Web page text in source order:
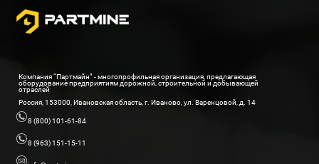
Компания “Партмайн” - многопрофильная организация, предлагающая
оборудование предприятиям дорожной, строительной и добывающей
отраслей
Россия, 153000, Ивановская область, г. Иваново, ул. Варенцовой, д. 14
8 (800) 101-61-84
8 (963) 151-15-11